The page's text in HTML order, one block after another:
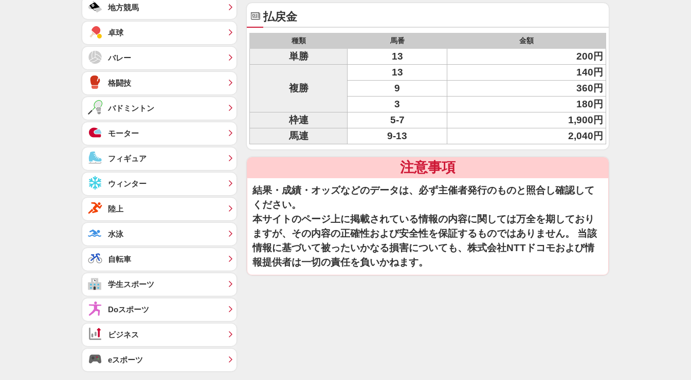
払戻金
種類 馬番 金額
単勝 13 200円
複勝
13
140円
9
360円
3
180円
枠連
5-7
1,900円
馬連
9-13 2,040円
注意事項
結果・成績・オッズなどのデータは、必ず主催者発行のものと照合し確認して
ください。
本サイトのページ上に掲載されている情報の内容に関しては万全を期しており
ますが、その内容の正確性および安全性を保証するものではありません。 当該
情報に基づいて被ったいかなる損害についても、株式会社NTTドコモおよび情
報提供者は一切の責任を負いかねます。
地方競馬
卓球
バレー
格闘技
バドミントン
モーター
フィギュア
ウィンター
陸上
水泳
自転車
学生スポーツ
Doスポーツ
ビジネス
eスポーツ